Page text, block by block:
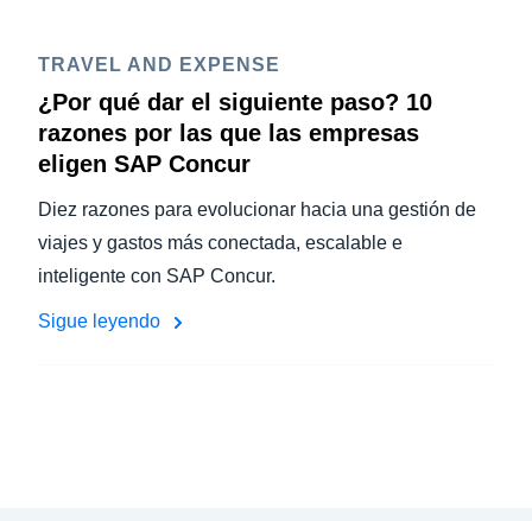
TRAVEL AND EXPENSE
¿Por qué dar el siguiente paso? 10
razones por las que las empresas
eligen SAP Concur
Diez razones para evolucionar hacia una gestión de
viajes y gastos más conectada, escalable e
inteligente con SAP Concur.
Sigue leyendo